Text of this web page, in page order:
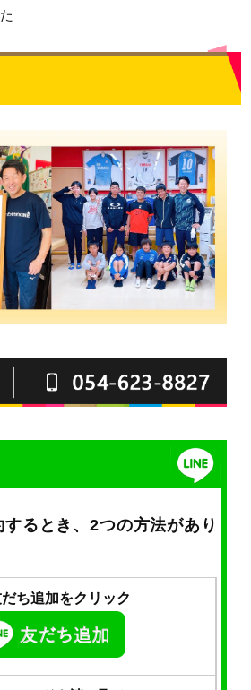
るとき、2つの方法があり
ち追加をクリック